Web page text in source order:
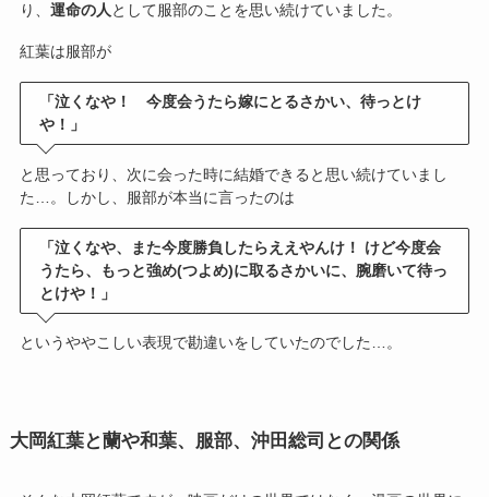
り、 運命の人として服部のことを思い続けていました。
紅葉は服部が
「泣くなや！ 今度会うたら嫁にとるさかい、待っとけ
や！」
と思っており、次に会った時に結婚できると思い続けていまし
た…。しかし、服部が本当に言ったのは
「泣くなや、また今度勝負したらええやんけ！ けど今度会
うたら、もっと強め(つよめ)に取るさかいに、腕磨いて待っ
とけや！」
というややこしい表現で勘違いをしていたのでした…。
大岡紅葉と蘭や和葉、服部、沖田総司との関係